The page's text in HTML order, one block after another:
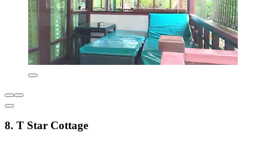
8. T Star Cottage